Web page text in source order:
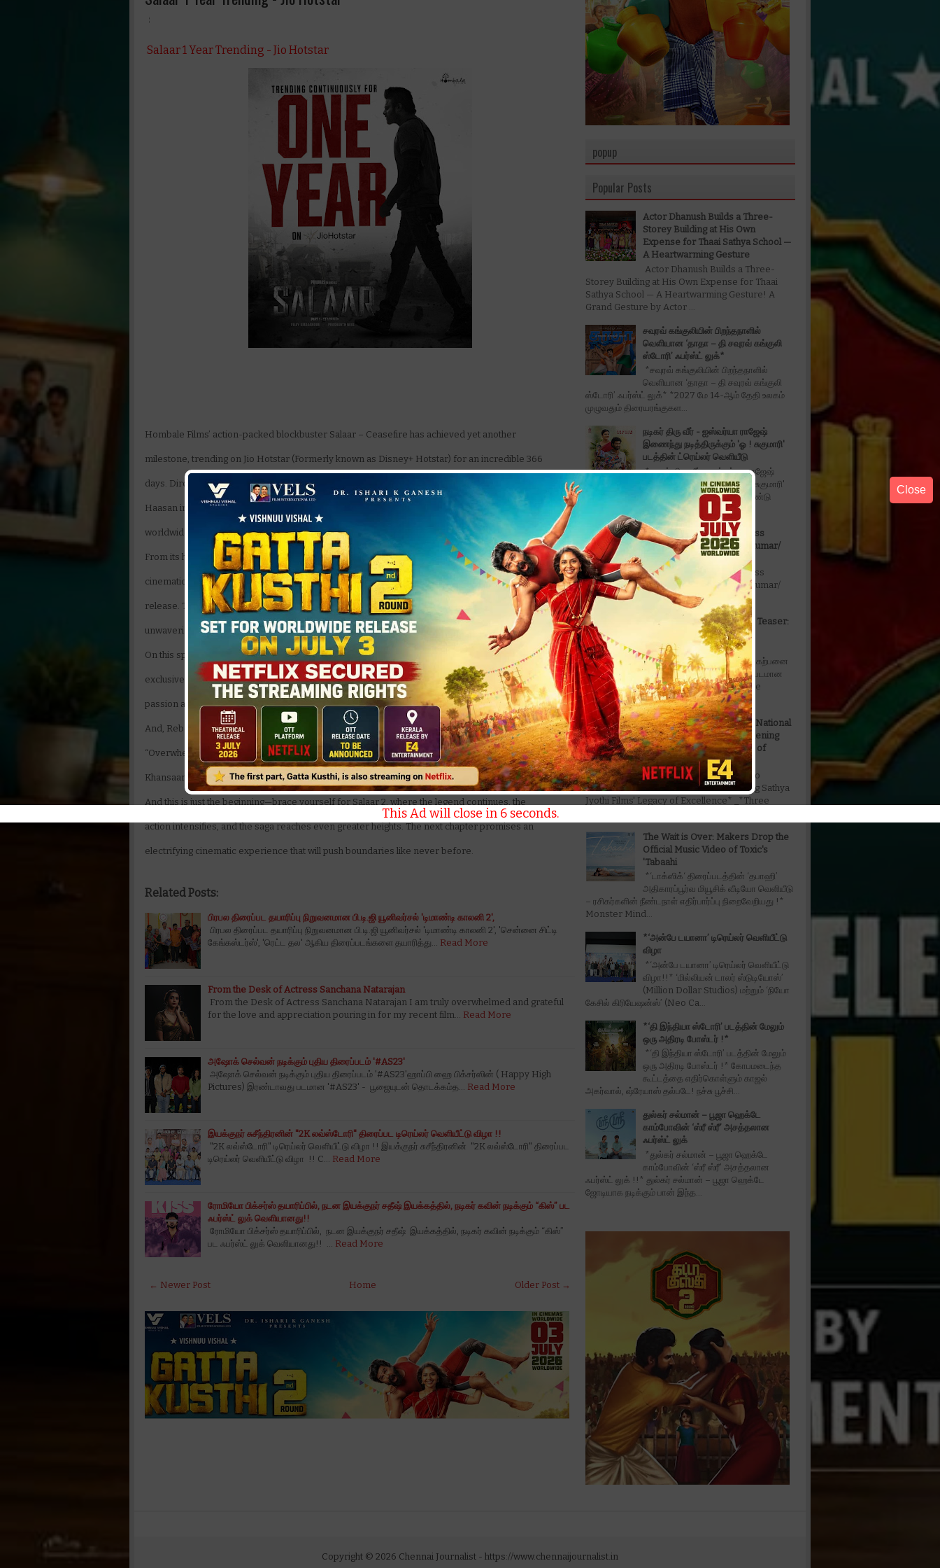
Salaar 1 Year Trending - Jio Hotstar
Hombale Films’ action-packed blockbuster Salaar – Ceasefire has achieved yet another
milestone, trending on Jio Hotstar (Formerly known as Disney+ Hotstar) for an incredible 366
days. Directed by Prashanth Neel, the film stars Prabhas, Prithviraj Sukumaran, and Shruti
Haasan in a gripping tale of power, brotherhood, and rebellion that has captivated audiences
worldwide.
From its high-octane action sequences to its intense storytelling, Salaar – Ceasefire redefined
cinematic spectacle and continues to dominate streaming platforms, even a year after its
release. This sustained success is a testament to the film’s massive fan base and their
unwavering support.
On this special occasion, Hombale Films expressed gratitude to its dedicated fans by sending
exclusive goodies to 366 lucky fans who have been a part of this extraordinary journey. Their
passion and love for Salaar have played a crucial role in making this film a cultural phenomenon.
And, Rebel Star Prabhas says,
“Overwhelmed by the love for Salaar: Cease Fire on Jio Hotstar! Can’t wait to set foot in
Khansaar soon.”
And this is just the beginning—brace yourself for Salaar 2, where the legend continues, the
action intensifies, and the saga reaches even greater heights. The next chapter promises an
electrifying cinematic experience that will push boundaries like never before.
Related Posts:
பிரபல திரைப்பட தயாரிப்பு நிறுவனமான பி.டி.ஜி யூனிவர்சல் 'டிமாண்டி காலனி 2',
பிரபல திரைப்பட தயாரிப்பு நிறுவனமான பி.டி.ஜி யூனிவர்சல் 'டிமாண்டி காலனி 2', 'சென்னை சிட்டி
கேங்கஸ்டர்ஸ்', 'ரெட்ட தல' ஆகிய திரைப்படங்களை தயாரித்து… Read More
From the Desk of Actress Sanchana Natarajan
From the Desk of Actress Sanchana Natarajan I am truly overwhelmed and grateful
for the love and appreciation pouring in for my recent film… Read More
அஷோக் செல்வன் நடிக்கும் புதிய திரைப்படம் '#AS23'
அஷோக் செல்வன் நடிக்கும் புதிய திரைப்படம் '#AS23'ஹாப்பி ஹை பிக்சர்ஸின் ( Happy High
Pictures) இரண்டாவது படமான '#AS23' - பூஜையுடன் தொடக்கம்த… Read More
இயக்குநர் சுசீந்திரனின் "2K லவ்ஸ்டோரி" திரைப்பட டிரெய்லர் வெளியீட்டு விழா !!
"2K லவ்ஸ்டோரி" டிரெய்லர் வெளியீட்டு விழா !! இயக்குநர் சுசீந்திரனின் "2K லவ்ஸ்டோரி" திரைப்பட
டிரெய்லர் வெளியீட்டு விழா !! C… Read More
ரோமியோ பிக்சர்ஸ் தயாரிப்பில், நடன இயக்குநர் சதீஷ் இயக்கத்தில், நடிகர் கவின் நடிக்கும் “கிஸ்” பட
ஃபர்ஸ்ட் லுக் வெளியானது!!
ரோமியோ பிக்சர்ஸ் தயாரிப்பில், நடன இயக்குநர் சதீஷ் இயக்கத்தில், நடிகர் கவின் நடிக்கும் “கிஸ்”
பட ஃபர்ஸ்ட் லுக் வெளியானது!! … Read More
← Newer Post Older Post →
Home
popup
Close
This Ad will close in 5seconds.
Popular Posts
Actor Dhanush Builds a Three-
Storey Building at His Own
Expense for Thaai Sathya School —
A Heartwarming Gesture
Actor Dhanush Builds a Three-
Storey Building at His Own Expense for Thaai
Sathya School — A Heartwarming Gesture! A
Grand Gesture by Actor ...
சவுரவ் கங்குலியின் பிறந்தநாளில்
வெளியான ‘தாதா – தி சவுரவ் கங்குலி
ஸ்டோரி’ ஃபர்ஸ்ட் லுக்*
*சவுரவ் கங்குலியின் பிறந்தநாளில்
வெளியான ‘தாதா – தி சவுரவ் கங்குலி
ஸ்டோரி’ ஃபர்ஸ்ட் லுக்* *2027 மே 14-ஆம் தேதி உலகம்
முழுவதும் திரையரங்குகள...
நடிகர் திரு வீர் - ஐஸ்வர்யா ராஜேஷ்
இணைந்து நடித்திருக்கும் 'ஓ ! சுகுமாரி'
படத்தின் ட்ரெய்லர் வெளியீடு
*நடிகர் திரு வீர் - ஐஸ்வர்யா ராஜேஷ்
இணைந்து நடித்திருக்கும் 'ஓ ! சுகுமாரி'
படத்தின் ட்ரெய்லர் வெளியீடு* டீசர் மற்றும் இரண்டு
தில்லு இருந்தா போராடு Actress
Anukrishna /Vanithavijayakumar/
Karthikdoss/
தில்லு இருந்தா போராடு Actress
Anukrishna /Vanithavijayakumar/
Karthikdoss/
Don't Trouble The Trouble Teaser:
Fahadh Faasil in fantasy
entertainer*
*நடிகர் ஃபஹத் பாசில் நடிப்பில் கற்பனை
கலந்த பொழுதுபோக்கு திரைப்படமான
'டோன்ட் ட்ரபிள் தி ட்ரபிள் - Don't Trouble The
Trouble' பட...
’Captain Miller' Earns Two National
Honours, Further Strengthening
Sathya Jyothi Films' Legacy of
Excellence
*’Captain Miller' Earns Two
National Honours, Further Strengthening Sathya
Jyothi Films' Legacy of Excellence* _*Three
The Wait is Over: Makers Drop the
Official Music Video of Toxic's
'Tabaahi
*‘டாக்ஸிக்‘ திரைப்படத்தின் ‘தபாஹி’
அதிகாரப்பூர்வ மியூசிக் வீடியோ வெளியீடு
– ரசிகர்களின் நீண்டநாள் எதிர்பார்ப்பு நிறைவேறியது !*
Monster Mind...
*‘அன்பே டயானா’ டிரெய்லர் வெளியீட்டு
விழா
*‘அன்பே டயானா’ டிரெய்லர் வெளியீட்டு
விழா!!* ‘மில்லியன் டாலர் ஸ்டுடியோஸ்’
(Million Dollar Studios) மற்றும் ‘நியோ
கேசில் கிரியேஷன்ஸ்’ (Neo Ca...
*‘தி இந்தியா ஸ்டோரி’ படத்தின் மேலும்
ஒரு அதிரடி போஸ்டர் !*
*‘தி இந்தியா ஸ்டோரி’ படத்தின் மேலும்
ஒரு அதிரடி போஸ்டர் !* கோபமடைந்த
கூட்டத்தை எதிர்கொள்ளும் காஜல்
அகர்வால், ஷ்ரேயாஸ் தல்படே! நச்சு பூச்சி...
துல்கர் சல்மான் – பூஜா ஹெக்டே
காம்போவின் ‘ஸ்ரீ ஸ்ரீ’ அசத்தலான
ஃபர்ஸ்ட் லுக்
*துல்கர் சல்மான் – பூஜா ஹெக்டே
காம்போவின் ‘ஸ்ரீ ஸ்ரீ’ அசத்தலான
ஃபர்ஸ்ட் லுக் !!* துல்கர் சல்மான் – பூஜா ஹெக்டே
ஜோடியாக நடிக்கும் பான் இந்த...
Copyright © 2026 Chennai Journalist - https://www.chennaijournalist.in